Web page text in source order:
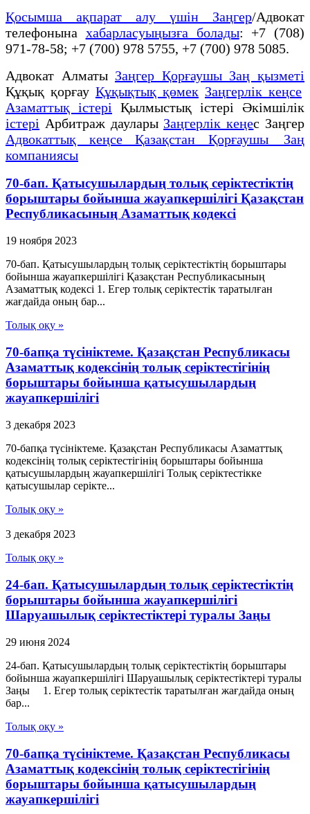
Қосымша ақпарат алу үшін Заңгер/Адвокат
телефонына хабарласуыңызға болады: +7 (708)
971-78-58; +7 (700) 978 5755, +7 (700) 978 5085.
Адвокат Алматы Заңгер Қорғаушы Заң қызметі
Құқық қорғау Құқықтық қөмек Заңгерлік кеңсе
Азаматтық істері Қылмыстық істері Әкімшілік
істері Арбитраж даулары Заңгерлік кеңес Заңгер
Адвокаттық кеңсе Қазақстан Қорғаушы Заң
компаниясы
70-бап. Қатысушылардың толық серiктестiктiң
борыштары бойынша жауапкершiлiгi Қазақстан
Республикасының Азаматтық кодексi
19 ноября 2023
70-бап. Қатысушылардың толық серiктестiктiң борыштары
бойынша жауапкершiлiгi Қазақстан Республикасының
Азаматтық кодексi 1. Егер толық серiктестiк таратылған
жағдайда оның бар...
Толық оқу »
70-бапқа түсініктеме. Қазақстан Республикасы
Азаматтық кодексінің толық серіктестігінің
борыштары бойынша қатысушылардың
жауапкершілігі
3 декабря 2023
70-бапқа түсініктеме. Қазақстан Республикасы Азаматтық
кодексінің толық серіктестігінің борыштары бойынша
қатысушылардың жауапкершілігі Толық серіктестікке
қатысушылар серікте...
Толық оқу »
3 декабря 2023
Толық оқу »
24-бап. Қатысушылардың толық серiктестiктiң
борыштары бойынша жауапкершiлiгi
Шаруашылық серіктестіктері туралы Заңы
29 июня 2024
24-бап. Қатысушылардың толық серiктестiктiң борыштары
бойынша жауапкершiлiгi Шаруашылық серіктестіктері туралы
Заңы 1. Егер толық серiктестiк таратылған жағдайда оның
бар...
Толық оқу »
70-бапқа түсініктеме. Қазақстан Республикасы
Азаматтық кодексінің толық серіктестігінің
борыштары бойынша қатысушылардың
жауапкершілігі